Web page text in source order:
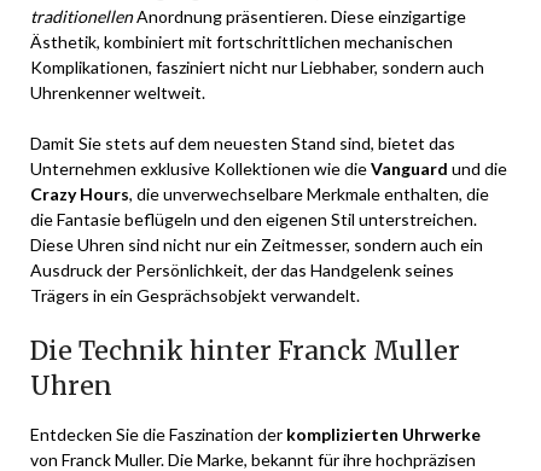
traditionellenAnordnung präsentieren. Diese einzigartige
Ästhetik, kombiniert mit fortschrittlichen mechanischen
Komplikationen, fasziniert nicht nur Liebhaber, sondern auch
Uhrenkenner weltweit.
Damit Sie stets auf dem neuesten Stand sind, bietet das
Unternehmen exklusive Kollektionen wie dieVanguard und die
Crazy Hours, die unverwechselbare Merkmale enthalten, die
die Fantasie beflügeln und den eigenen Stil unterstreichen.
Diese Uhren sind nicht nur ein Zeitmesser, sondern auch ein
Ausdruck der Persönlichkeit, der das Handgelenk seines
Trägers in ein Gesprächsobjekt verwandelt.
Die Technik hinter Franck Muller
Uhren
Entdecken Sie die Faszination der komplizierten Uhrwerke
von Franck Muller. Die Marke, bekannt für ihre hochpräzisen